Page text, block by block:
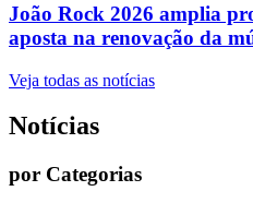
João Rock 2026 amplia
aposta na renovação da
Veja todas as notícias
Notícias
por Categorias